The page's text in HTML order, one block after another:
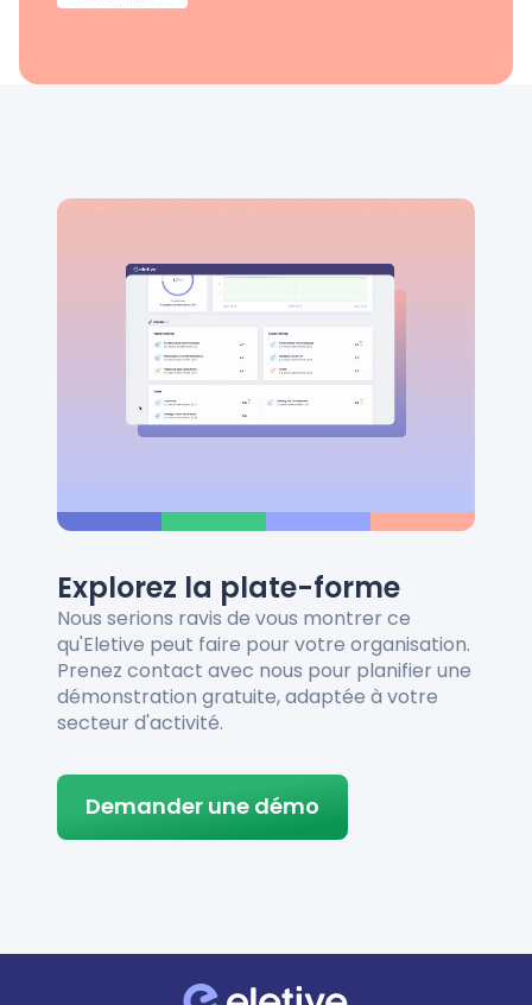
Explorez la plate-forme
Nous serions ravis de vous montrer ce
qu'Eletive peut faire pour votre organisation.
Prenez contact avec nous pour planifier une
démonstration gratuite, adaptée à votre
secteur d'activité.
Demander une démo